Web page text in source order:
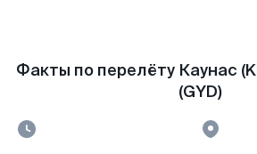
Факты по перелёту Каунас
(GYD)